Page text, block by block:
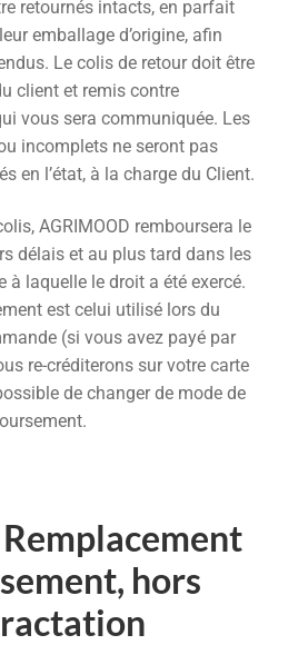
retournés intacts, en parfait
emballage d’origine, afin
Le colis de retour doit être
client et remis contre
vous sera communiquée. Les
incomplets ne seront pas
en l’état, à la charge du Client.
AGRIMOOD remboursera le
délais et au plus tard dans les
laquelle le droit a été exercé.
est celui utilisé lors du
(si vous avez payé par
re-créditerons sur votre carte
de changer de mode de
hors